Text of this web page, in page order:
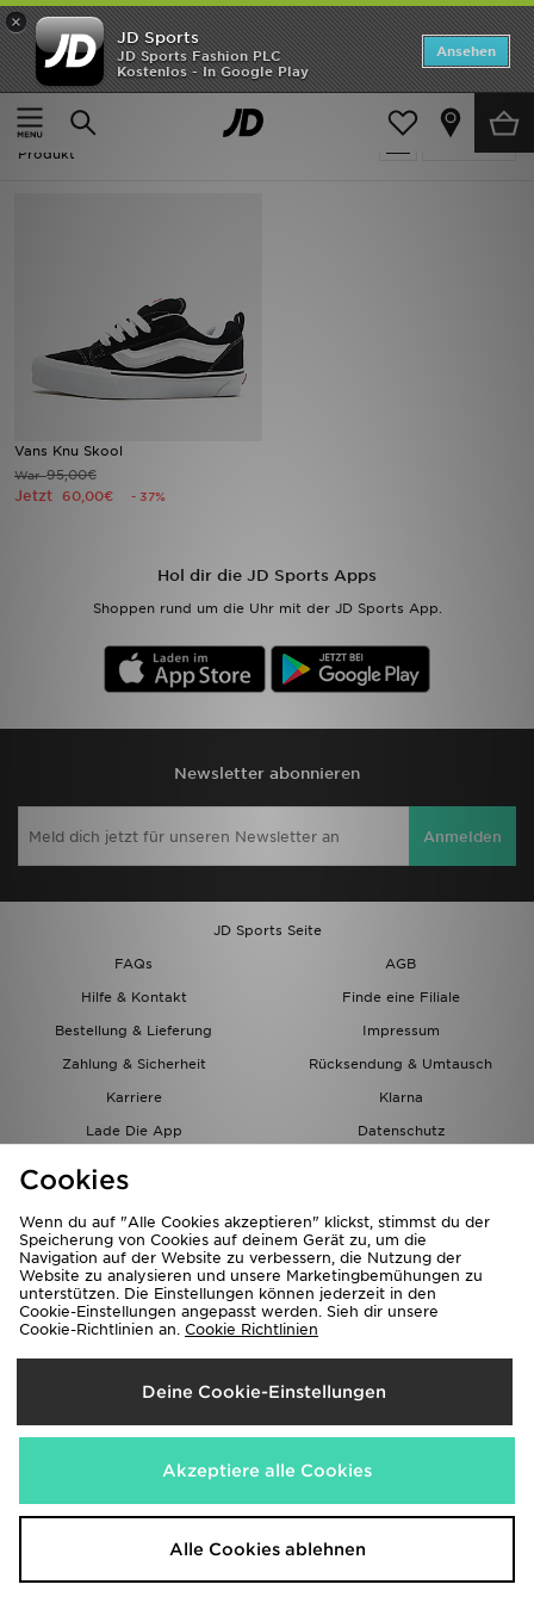
×
JD Sports
JD Sports Fashion PLC
Kostenlos - In Google Play
Ansehen
Startseite
Herren Herrenschuhe
verfeinern
Herrenschuhe - Vans Knu Skool
Produkt
Vans Knu Skool
War95,00€
Jetzt 60,00€ - 37%
Hol dir die JD Sports Apps
Shoppen rund um die Uhr mit der JD Sports App.
Newsletter abonnieren
Anmelden
JD Sports Seite
FAQs
AGB
Hilfe & Kontakt
Finde eine Filiale
Bestellung & Lieferung
Impressum
Zahlung & Sicherheit
Rücksendung & Umtausch
Karriere
Klarna
Lade Die App
Datenschutz
Lieferung Nach
Österreich
Wir akzeptieren folgende Zahlungsmethoden
Corporate Website www.jdplc.com
Startseite
ANGEBOTE
Marken
Kinder
JD Exklusives
Lade Die APP
Geschenkkarte
Mein JD
Meine Nachrichten
Hilfe & Kontakt
Trending Styles
Cookies
Wenn du auf "Alle Cookies akzeptieren" klickst, stimmst du der
Speicherung von Cookies auf deinem Gerät zu, um die
Navigation auf der Website zu verbessern, die Nutzung der
Website zu analysieren und unsere Marketingbemühungen zu
unterstützen. Die Einstellungen können jederzeit in den
Cookie-Einstellungen angepasst werden. Sieh dir unsere
Cookie-Richtlinien an. Cookie Richtlinien
Deine Cookie-Einstellungen
Akzeptiere alle Cookies
Alle Cookies ablehnen